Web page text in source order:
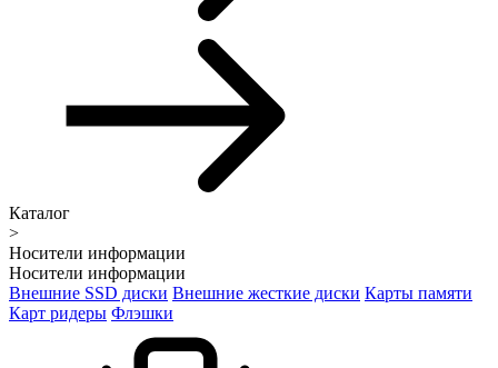
Каталог
>
Носители информации
Носители информации
Внешние SSD диски Внешние жесткие диски Карты памяти
Карт ридеры Флэшки